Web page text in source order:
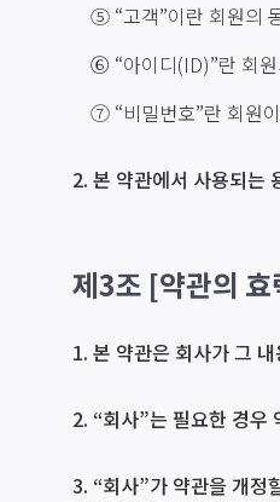
⑤ “고객”이란 회원의
⑥ “아이디(ID)”란 회원
⑦ “비밀번호”란 회원
2. 본 약관에서 사용되는
제3조 [약관의 효
1. 본 약관은 회사가 그
2. “회사”는 필요한 경우
3. “회사”가 약관을 개정